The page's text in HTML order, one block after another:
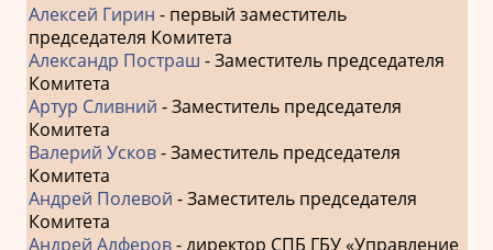
Алексей Гирин - первый заместитель
председателя Комитета
Александр Постраш - Заместитель председателя
Комитета
Артур Сливний - Заместитель председателя
Комитета
Валерий Усков- Заместитель председателя
Комитета
Андрей Полевой - Заместитель председателя
Комитета
Андрей Алферов- директор СПБ ГБУ «Управление